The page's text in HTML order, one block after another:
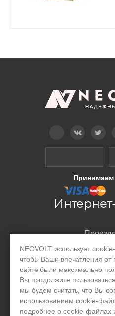
NEOVOLT использует
чтобы Ваши впечатления от
сайте были максимально
Вы продолжите
мы будем считать, что Вы
использованием cookie-
подробнее о cookie-файлах
Принимаем
Акции и